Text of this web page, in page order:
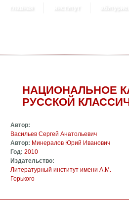
главная институт
НАЦИОНАЛЬНОЕ
РУССКОЙ
Автор:
Васильев Сергей Анатольевич
Автор: Минералов Юрий Иванович
Год: 2010
Издательство:
Литературный институт имени А.М.
Горького